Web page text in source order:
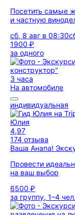
Посетить самые
и частную
сб, 8 авг в 08:30
1900 ₽
за одного
3 часа
На автомобиле
индивидуальная
Юлия
4,97
174 отзыва
Ваша Анапа!
Провести
на ваш выбор
6500 ₽
за группу, 1–4 чел.